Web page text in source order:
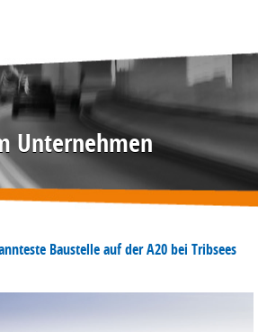
Unternehmen
Baustelle auf der A20 bei Tribsees